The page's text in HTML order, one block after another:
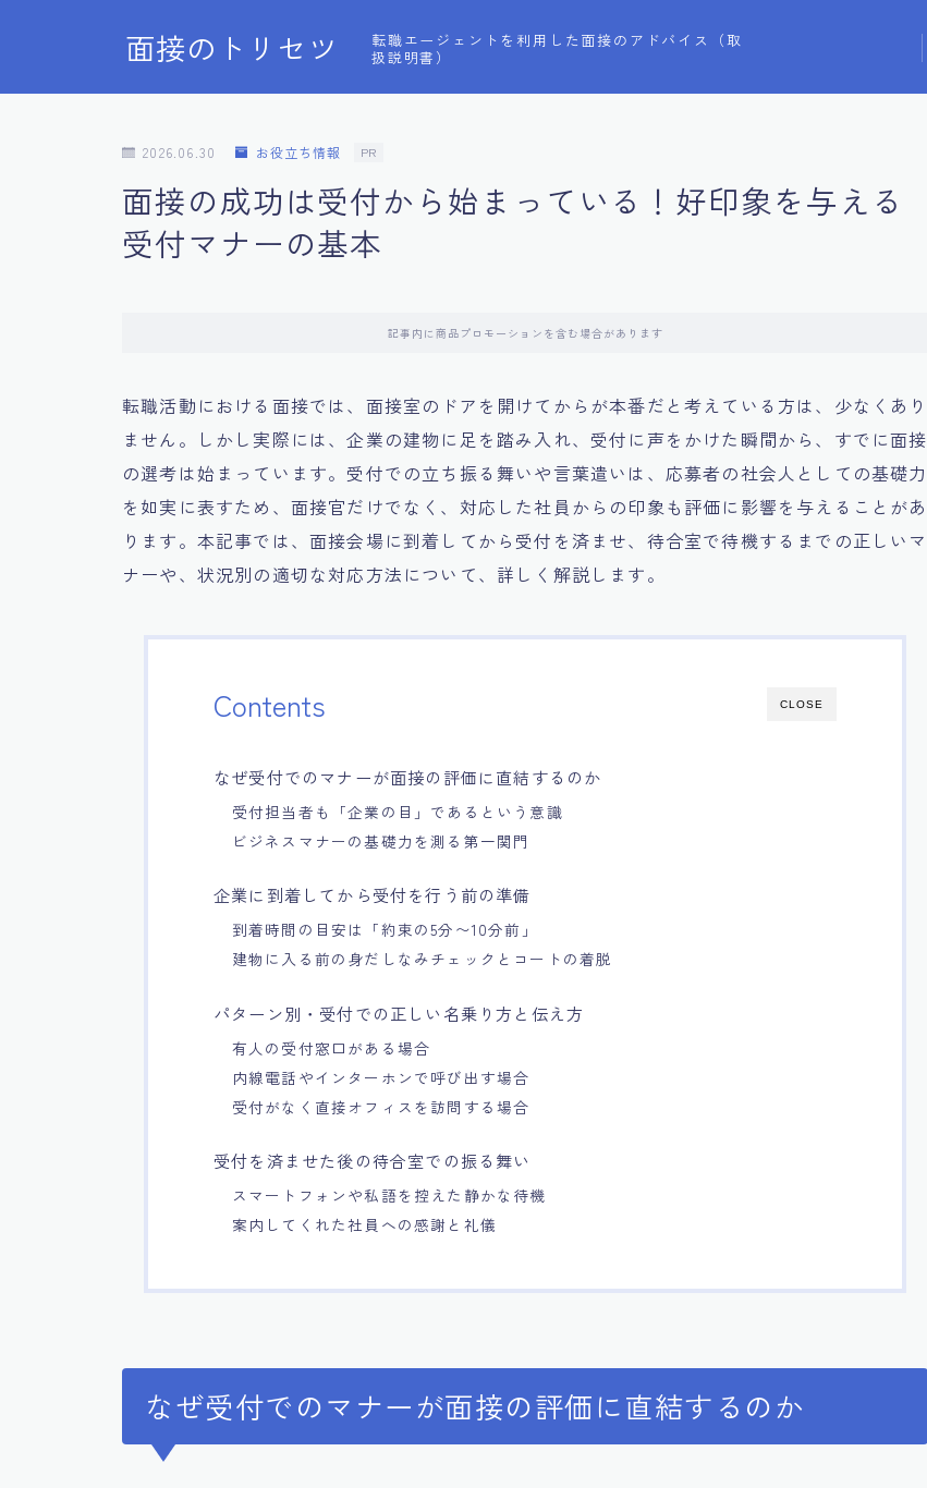
面接のトリセツ
転職エージェントを利用した面接のアドバイス（取
扱説明書）
2026.06.30 お役立ち情報 PR
面接の成功は受付から始まっている！好印象を与える
受付マナーの基本
記事内に商品プロモーションを含む場合があります
転職活動における面接では、面接室のドアを開けてからが本番だと考えている方は、少なくあり
ません。しかし実際には、企業の建物に足を踏み入れ、受付に声をかけた瞬間から、すでに面接
の選考は始まっています。受付での立ち振る舞いや言葉遣いは、応募者の社会人としての基礎力
を如実に表すため、面接官だけでなく、対応した社員からの印象も評価に影響を与えることがあ
ります。本記事では、面接会場に到着してから受付を済ませ、待合室で待機するまでの正しいマ
ナーや、状況別の適切な対応方法について、詳しく解説します。
CLOSE
Contents
なぜ受付でのマナーが面接の評価に直結するのか
受付担当者も「企業の目」であるという意識
ビジネスマナーの基礎力を測る第一関門
企業に到着してから受付を行う前の準備
到着時間の目安は「約束の5分〜10分前」
建物に入る前の身だしなみチェックとコートの着脱
パターン別・受付での正しい名乗り方と伝え方
有人の受付窓口がある場合
内線電話やインターホンで呼び出す場合
受付がなく直接オフィスを訪問する場合
受付を済ませた後の待合室での振る舞い
スマートフォンや私語を控えた静かな待機
案内してくれた社員への感謝と礼儀
なぜ受付でのマナーが面接の評価に直結するのか